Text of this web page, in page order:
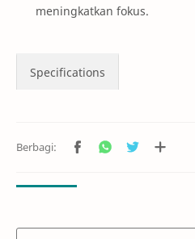
meningkatkan fokus.
Specifications